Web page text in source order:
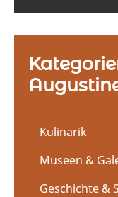
Kulinarik
Museen &
Geschichte &